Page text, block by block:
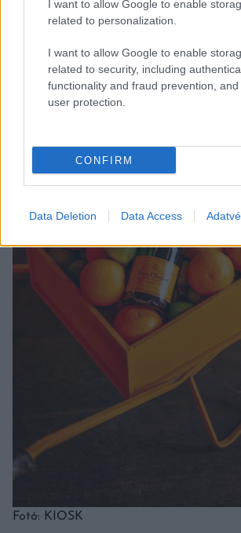
I want to allow Google to enable
related to personalization.
I want to allow Google to enable
related to security, including
functionality and fraud prevention,
user protection.
CONFIRM
Data Deletion Data Access
Fotó: KIOSK